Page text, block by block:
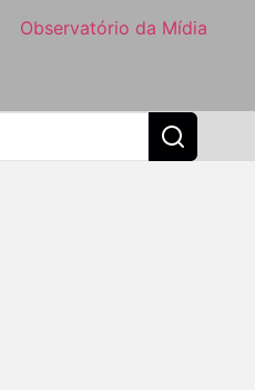
Observatório da Mídia